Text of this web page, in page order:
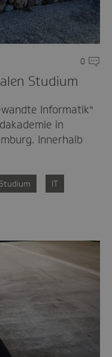
0
Studium
Informatik"
in
Innerhalb
IT